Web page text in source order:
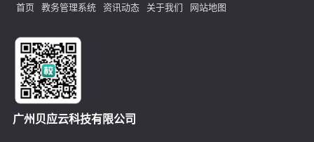
首页 教务管理系统 资讯动态 关于我们 网站地图
广州贝应云科技有限公司